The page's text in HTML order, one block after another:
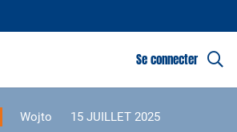
Se connecter
Wojto 15 JUILLET 2025